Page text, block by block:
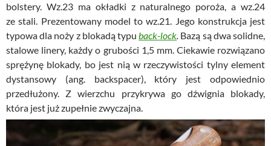
bolstery. Wz.23 ma okładki z naturalnego poroża, a wz.24
ze stali. Prezentowany model to wz.21. Jego konstrukcja jest
typowa dla noży z blokadą typuback-lock. Bazą są dwa solidne,
stalowe linery, każdy o grubości 1,5 mm. Ciekawie rozwiązano
sprężynę blokady, bo jest nią w rzeczywistości tylny element
dystansowy (ang. backspacer), który jest odpowiednio
przedłużony. Z wierzchu przykrywa go dźwignia blokady,
która jest już zupełnie zwyczajna.